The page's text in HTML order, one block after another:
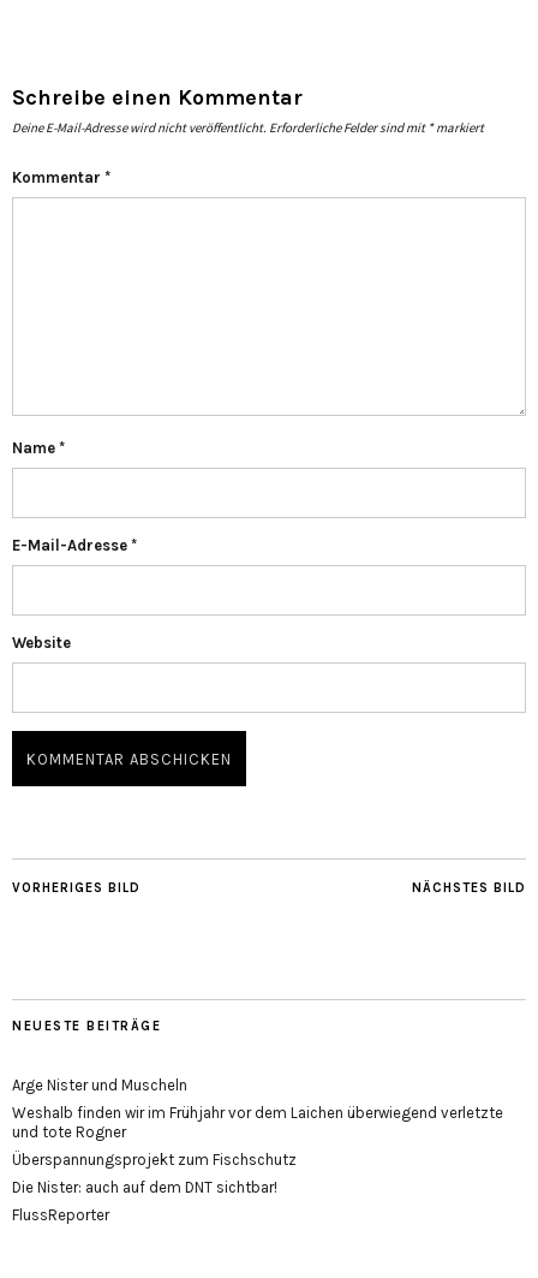
Schreibe einen Kommentar
Deine E-Mail-Adresse wird nicht veröffentlicht. Erforderliche Felder sind mit *markiert
Kommentar *
Name *
E-Mail-Adresse *
Website
NÄCHSTES BILD
VORHERIGES BILD
NEUESTE BEITRÄGE
Arge Nister und Muscheln
Weshalb finden wir im Frühjahr vor dem Laichen überwiegend verletzte
und tote Rogner
Überspannungsprojekt zum Fischschutz
Die Nister: auch auf dem DNT sichtbar!
FlussReporter